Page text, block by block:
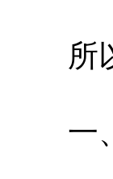
所以
一、